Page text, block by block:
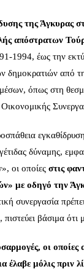
της Άγκυρας
απόστρατων
1994, έως την
δημοκρατιών από
όπως στη
δύναμης,
οι οποίες στις
με οδηγό την
συνεργασία
βάσιμα ότι
οι
έλαβε μόλις πριν